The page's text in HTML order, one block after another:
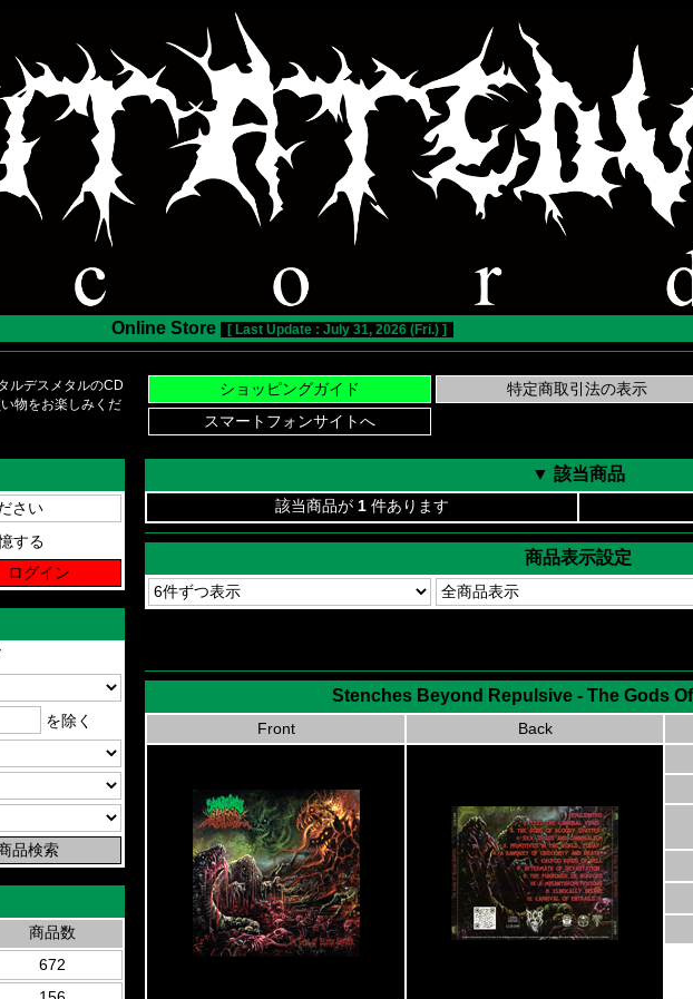
Online Store [ Last Update : July 31, 2026 (Fri.) ]
ルデスメタルのCD
物をお楽しみくだ
する
を除く
商品数
672
▼ 該当商品
該当商品が 1 件あります
商品表示設定
Stenches Beyond Repulsive - The Gods
Front Back